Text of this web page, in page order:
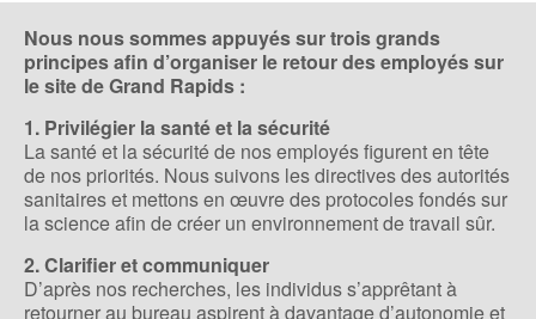
Nous nous sommes appuyés sur trois grands
principes afin d’organiser le retour des employés sur
le site de Grand Rapids :
1. Privilégier la santé et la sécurité
La santé et la sécurité de nos employés figurent en tête
de nos priorités. Nous suivons les directives des autorités
sanitaires et mettons en œuvre des protocoles fondés sur
la science afin de créer un environnement de travail sûr.
2. Clarifier et communiquer
D’après nos recherches, les individus s’apprêtant à
retourner au bureau aspirent à davantage d’autonomie et